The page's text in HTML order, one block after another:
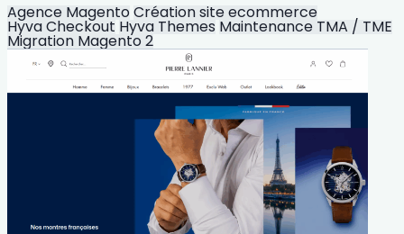
Agence MagentoCréation site ecommerce
Hyva Checkout Hyva Themes Maintenance TMA / TME
Migration Magento 2